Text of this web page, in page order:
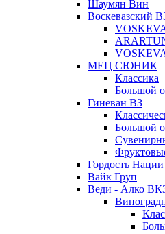
Шаумян Вин
Воскевазский
МЕЦ СЮНИК
Классика
Большой
Гиневан ВЗ
Большой
Гордость Нации
Вайк Груп
Веди - Алко